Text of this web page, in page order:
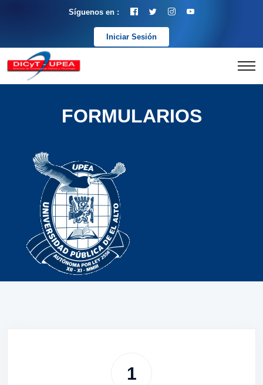
Síguenos en :
Iniciar Sesión
FORMULARIOS
1